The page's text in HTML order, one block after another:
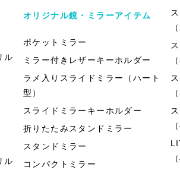
ル
ル
オリジナル鏡・ミラーアイテム
ポケットミラー
ミラー付きレザーキーホルダー
ラメ入りスライドミラー（ハート
型）
スライドミラーキーホルダー
折りたたみスタンドミラー
スタンドミラー
コンパクトミラー